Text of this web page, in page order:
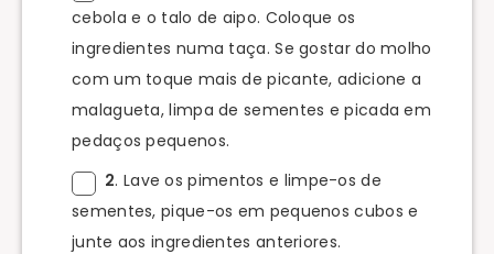
cebola e o talo de aipo. Coloque os
ingredientes numa taça. Se gostar do molho
com um toque mais de picante, adicione a
malagueta, limpa de sementes e picada em
pedaços pequenos.
2. Lave os pimentos e limpe-os de
sementes, pique-os em pequenos cubos e
junte aos ingredientes anteriores.